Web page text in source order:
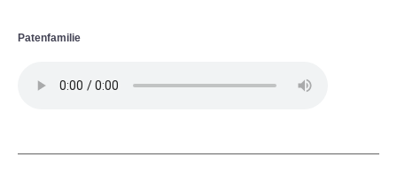
Patenfamilie